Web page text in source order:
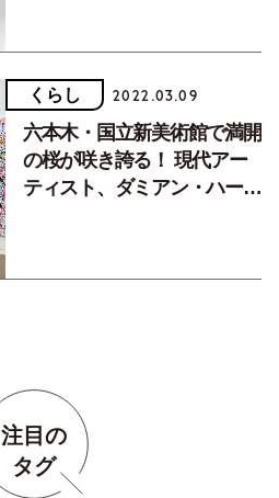
くらし 2022.03.09
六本木・国立新美術館で満開
の桜が咲き誇る！ 現代アー
ティスト、ダミアン・ハース
注目の
タグ